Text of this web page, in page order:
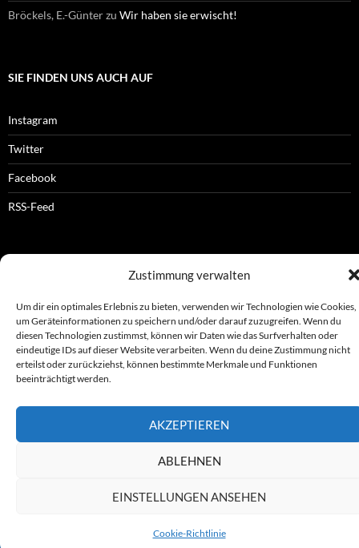
Zustimmung verwalten
Um dir ein optimales Erlebnis zu bieten, verwenden wir Technologien wie Cookies,
um Geräteinformationen zu speichern und/oder darauf zuzugreifen. Wenn du
diesen Technologien zustimmst, können wir Daten wie das Surfverhalten oder
eindeutige IDs auf dieser Website verarbeiten. Wenn du deine Zustimmung nicht
erteilst oder zurückziehst, können bestimmte Merkmale und Funktionen
beeinträchtigt werden.
AKZEPTIEREN
ABLEHNEN
EINSTELLUNGEN ANSEHEN
Cookie-Richtlinie
Bröckels, E.-Günterzu Wir haben sie erwischt!
SIE FINDEN UNS AUCH AUF
Instagram
Twitter
Facebook
RSS-Feed
Impressum
Datenschutz
© ASL e.V.
Stolz präsentiert von WordPress